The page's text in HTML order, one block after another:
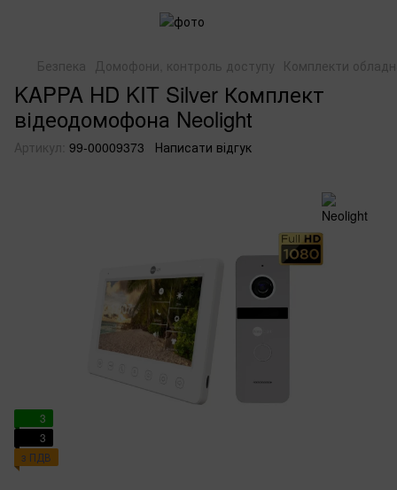
Безпека Домофони, контроль доступу Комплекти
KAPPA HD KIT Silver Комплект
відеодомофона Neolight
Артикул: 99-00009373 Написати відгук
3
3
з ПДВ